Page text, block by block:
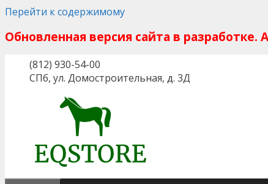
Перейти к содержимому
Обновленная версия сайта в
(812) 930-54-00
СПб, ул. Домостроительная, д. 3Д